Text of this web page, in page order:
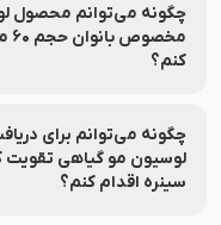
خدمات پس از فروش را
چگونه می‌توانم محصول
کنم؟
حجم 60 میل سینره با شماره 90008472 تماس بگیرید.
چگونه می‌توانم برای
سینره اقدام کنم؟